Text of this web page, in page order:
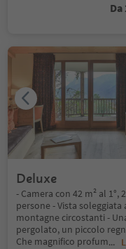
Da
Deluxe
- Camera con 42 m² al 1°,
persone - Vista soleggiata
montagne circostanti -
pergolato, un piccolo
Che magnifico profum...